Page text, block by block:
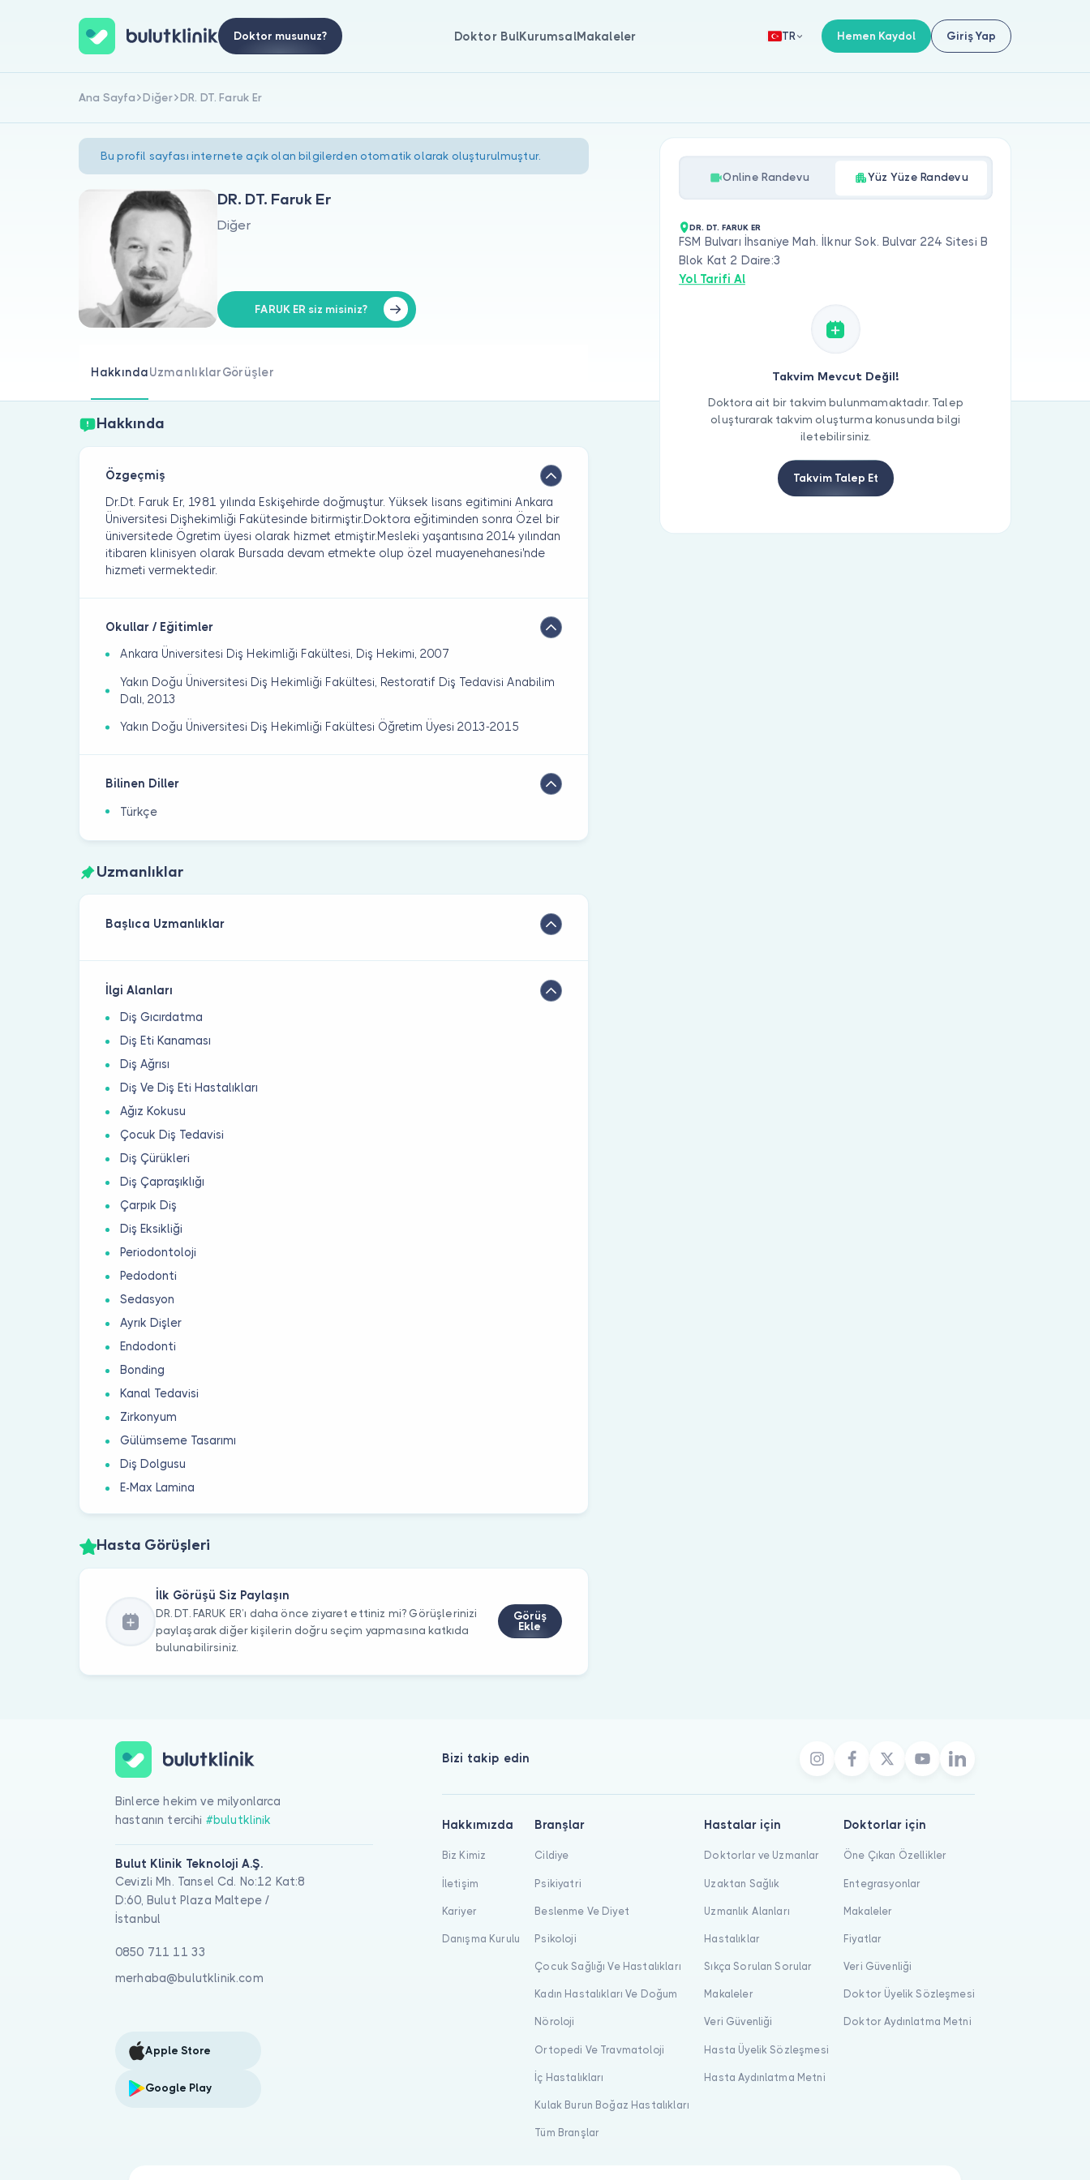
Doktor musunuz? Doktor BulKurumsalMakaleler TR Hemen Kaydol Giriş Yap
Ana Sayfa Diğer DR. DT. Faruk Er
Bu profil sayfası internete açık olan bilgilerden otomatik olarak oluşturulmuştur.
DR. DT. Faruk Er
Diğer
FARUK ER siz misiniz?
HakkındaUzmanlıklarGörüşler
Hakkında
Özgeçmiş
Dr.Dt. Faruk Er, 1981 yılında Eskişehirde doğmuştur. Yüksek lisans egitimini Ankara
Üniversitesi Dişhekimliği Fakütesinde bitirmiştir.Doktora eğitiminden sonra Özel bir
üniversitede Ögretim üyesi olarak hizmet etmiştir.Mesleki yaşantısına 2014 yılından
itibaren klinisyen olarak Bursada devam etmekte olup özel muayenehanesi'nde
hizmeti vermektedir.
Okullar / Eğitimler
Ankara Üniversitesi Diş Hekimliği Fakültesi, Diş Hekimi, 2007
Yakın Doğu Üniversitesi Diş Hekimliği Fakültesi, Restoratif Diş Tedavisi Anabilim
Dalı, 2013
Yakın Doğu Üniversitesi Diş Hekimliği Fakültesi Öğretim Üyesi 2013-2015
Bilinen Diller
Türkçe
Uzmanlıklar
Başlıca Uzmanlıklar
İlgi Alanları
Diş Gıcırdatma
Diş Eti Kanaması
Diş Ağrısı
Diş Ve Diş Eti Hastalıkları
Ağız Kokusu
Çocuk Diş Tedavisi
Diş Çürükleri
Diş Çapraşıklığı
Çarpık Diş
Diş Eksikliği
Periodontoloji
Pedodonti
Sedasyon
Ayrık Dişler
Endodonti
Bonding
Kanal Tedavisi
Zirkonyum
Gülümseme Tasarımı
Diş Dolgusu
E-Max Lamina
Hasta Görüşleri
İlk Görüşü Siz Paylaşın
DR. DT. FARUK ER’ı daha önce ziyaret ettiniz mi? Görüşlerinizi
paylaşarak diğer kişilerin doğru seçim yapmasına katkıda
bulunabilirsiniz.
Görüş
Ekle
Online Randevu Yüz Yüze Randevu
DR. DT. FARUK ER
FSM Bulvarı İhsaniye Mah. İlknur Sok. Bulvar 224 Sitesi B
Blok Kat 2 Daire:3
Yol Tarifi Al
Takvim Mevcut Değil!
Doktora ait bir takvim bulunmamaktadır. Talep
oluşturarak takvim oluşturma konusunda bilgi
iletebilirsiniz.
Takvim Talep Et
Binlerce hekim ve milyonlarca
hastanın tercihi #bulutklinik
Bulut Klinik Teknoloji A.Ş.
Cevizli Mh. Tansel Cd. No:12 Kat:8
D:60, Bulut Plaza Maltepe /
İstanbul
0850 711 11 33
merhaba@bulutklinik.com
Apple Store
Google Play
Bizi takip edin
Hakkımızda
Biz Kimiz
İletişim
Kariyer
Danışma Kurulu
Branşlar
Cildiye
Psikiyatri
Beslenme Ve Diyet
Psikoloji
Çocuk Sağlığı Ve Hastalıkları
Kadın Hastalıkları Ve Doğum
Nöroloji
Ortopedi Ve Travmatoloji
İç Hastalıkları
Kulak Burun Boğaz Hastalıkları
Tüm Branşlar
Hastalar için
Doktorlar ve Uzmanlar
Uzaktan Sağlık
Uzmanlık Alanları
Hastalıklar
Sıkça Sorulan Sorular
Makaleler
Veri Güvenliği
Hasta Üyelik Sözleşmesi
Hasta Aydınlatma Metni
Doktorlar için
Öne Çıkan Özellikler
Entegrasyonlar
Makaleler
Fiyatlar
Veri Güvenliği
Doktor Üyelik Sözleşmesi
Doktor Aydınlatma Metni